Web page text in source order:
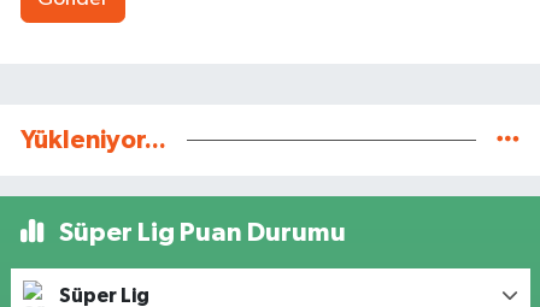
Yükleniyor...
Süper Lig Puan Durumu
Süper Lig